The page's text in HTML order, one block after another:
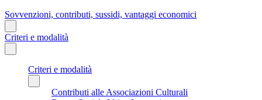
Sovvenzioni, contributi, sussidi, vantaggi economici
Criteri e modalità
Criteri e modalità
Contributi alle Associazioni Culturali